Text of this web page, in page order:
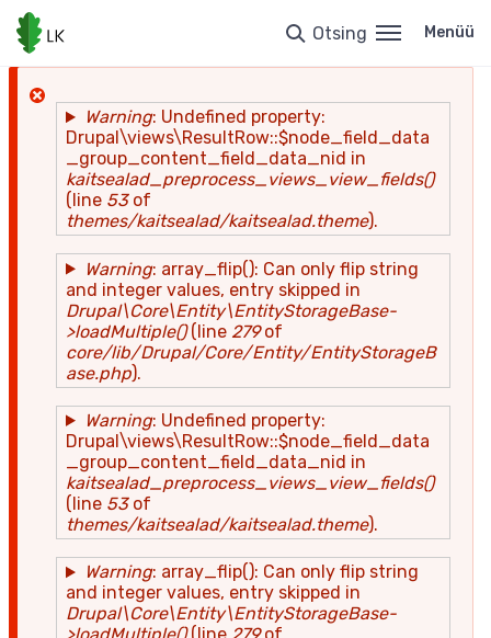
Liigu
edasi
põhisisu
juurde
Otsing Menüü
Veateade
Warning: Undefined property:
Drupal\views\ResultRow::$node_field_data
_group_content_field_data_nid in
kaitsealad_preprocess_views_view_fields()
(line 53of
themes/kaitsealad/kaitsealad.theme).
Warning: array_flip(): Can only flip string
and integer values, entry skipped in
Drupal\Core\Entity\EntityStorageBase-
>loadMultiple()(line 279of
core/lib/Drupal/Core/Entity/EntityStorageB
ase.php).
Warning: Undefined property:
Drupal\views\ResultRow::$node_field_data
_group_content_field_data_nid in
kaitsealad_preprocess_views_view_fields()
(line 53of
themes/kaitsealad/kaitsealad.theme).
Warning: array_flip(): Can only flip string
and integer values, entry skipped in
Drupal\Core\Entity\EntityStorageBase-